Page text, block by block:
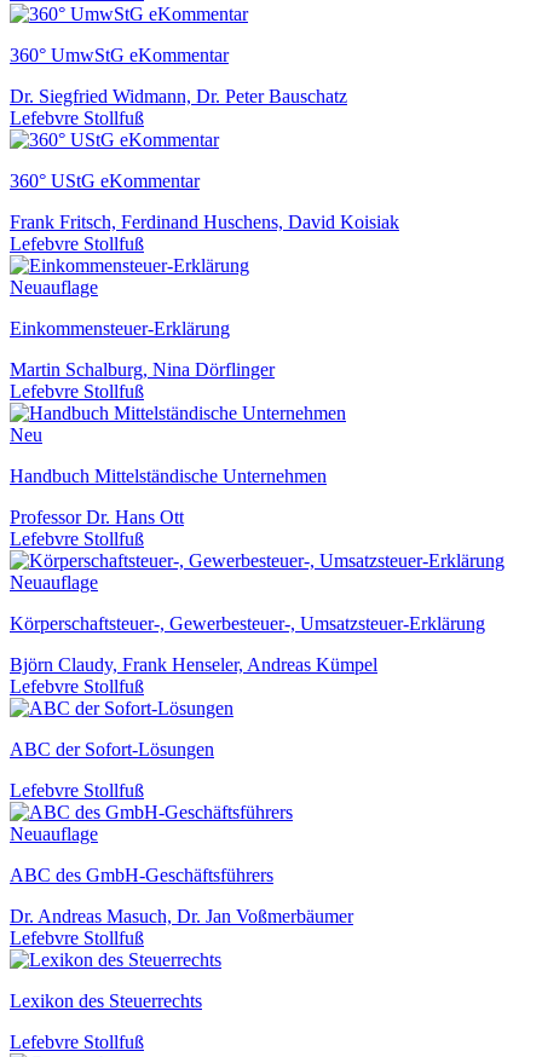
360° UmwStG eKommentar
Dr. Siegfried Widmann, Dr. Peter Bauschatz
Lefebvre Stollfuß
360° UStG eKommentar
Frank Fritsch, Ferdinand Huschens, David Koisiak
Lefebvre Stollfuß
Neuauflage
Einkommensteuer-Erklärung
Martin Schalburg, Nina Dörflinger
Lefebvre Stollfuß
Neu
Handbuch Mittelständische Unternehmen
Professor Dr. Hans Ott
Lefebvre Stollfuß
Neuauflage
Körperschaftsteuer-, Gewerbesteuer-, Umsatzsteuer-Erklärung
Björn Claudy, Frank Henseler, Andreas Kümpel
Lefebvre Stollfuß
ABC der Sofort-Lösungen
Lefebvre Stollfuß
Neuauflage
ABC des GmbH-Geschäftsführers
Dr. Andreas Masuch, Dr. Jan Voßmerbäumer
Lefebvre Stollfuß
Lexikon des Steuerrechts
Lefebvre Stollfuß